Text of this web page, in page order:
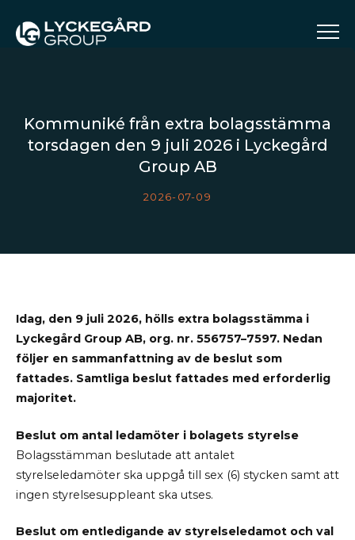
Kommuniké från extra bolagsstämma
torsdagen den 9 juli 2026 i Lyckegård
Group AB
2026-07-09
Idag, den 9 juli 2026, hölls extra bolagsstämma i
Lyckegård Group AB, org. nr. 556757–7597. Nedan
följer en sammanfattning av de beslut som
fattades. Samtliga beslut fattades med erforderlig
majoritet.
Beslut om antal ledamöter i bolagets styrelse
Bolagsstämman beslutade att antalet
styrelseledamöter ska uppgå till sex (6) stycken samt att
ingen styrelsesuppleant ska utses.
Beslut om entledigande av styrelseledamot och val